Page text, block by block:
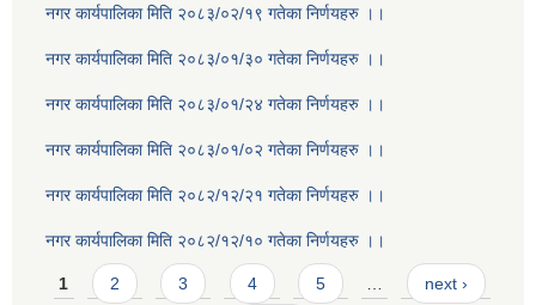
नगर कार्यपालिका मिति २०८३/०२/१९ गतेका निर्णयहरु ।।
नगर कार्यपालिका मिति २०८३/०१/३० गतेका निर्णयहरु ।।
नगर कार्यपालिका मिति २०८३/०१/२४ गतेका निर्णयहरु ।।
नगर कार्यपालिका मिति २०८३/०१/०२ गतेका निर्णयहरु ।।
नगर कार्यपालिका मिति २०८२/१२/२१ गतेका निर्णयहरु ।।
नगर कार्यपालिका मिति २०८२/१२/१० गतेका निर्णयहरु ।।
Pages
1 2 3 4 5 … next ›